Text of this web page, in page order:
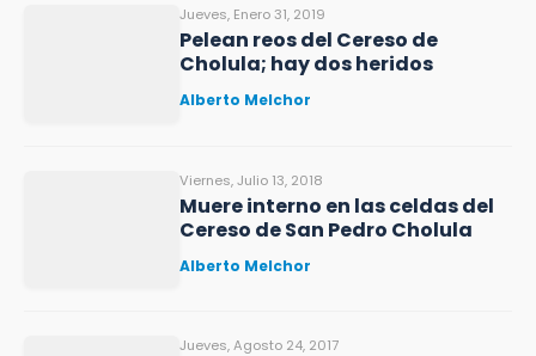
Jueves, Enero 31, 2019
Pelean reos del Cereso de
Cholula; hay dos heridos
Alberto Melchor
Viernes, Julio 13, 2018
Muere interno en las celdas del
Cereso de San Pedro Cholula
Alberto Melchor
Jueves, Agosto 24, 2017